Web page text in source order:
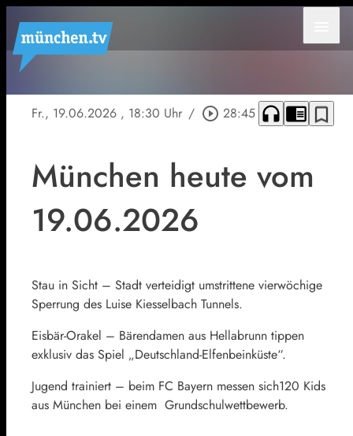
Fr., 19.06.2026 , 18:30 Uhr / play_circle_outline 28:45 headphones chrome_reader_mode bookmark_border
München heute vom
19.06.2026
Stau in Sicht – Stadt verteidigt umstrittene vierwöchige
Sperrung des Luise Kiesselbach Tunnels.
Eisbär-Orakel – Bärendamen aus Hellabrunn tippen
exklusiv das Spiel „Deutschland-Elfenbeinküste“.
Jugend trainiert – beim FC Bayern messen sich120 Kids
aus München bei einem Grundschulwettbewerb.